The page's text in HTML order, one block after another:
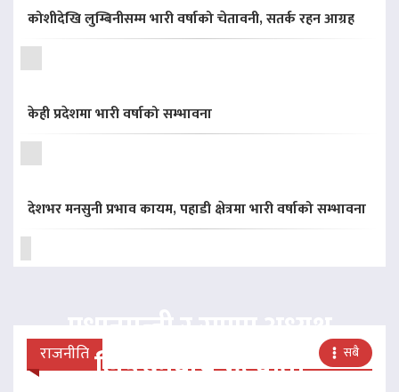
कोशीदेखि लुम्बिनीसम्म भारी वर्षाको चेतावनी, सतर्क रहन आग्रह
केही प्रदेशमा भारी वर्षाको सम्भावना
देशभर मनसुनी प्रभाव कायम, पहाडी क्षेत्रमा भारी वर्षाको सम्भावना
राजनीति सबै
प्रधानमन्त्री र राप्रपा अध्यक्ष
लिङदेनबीच भेटवार्ता